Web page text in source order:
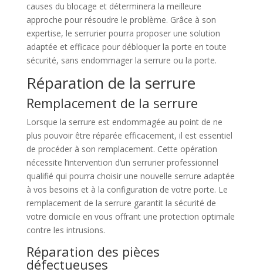
causes du blocage et déterminera la meilleure
approche pour résoudre le problème. Grâce à son
expertise, le serrurier pourra proposer une solution
adaptée et efficace pour débloquer la porte en toute
sécurité, sans endommager la serrure ou la porte.
Réparation de la serrure
Remplacement de la serrure
Lorsque la serrure est endommagée au point de ne
plus pouvoir être réparée efficacement, il est essentiel
de procéder à son remplacement. Cette opération
nécessite l’intervention d’un serrurier professionnel
qualifié qui pourra choisir une nouvelle serrure adaptée
à vos besoins et à la configuration de votre porte. Le
remplacement de la serrure garantit la sécurité de
votre domicile en vous offrant une protection optimale
contre les intrusions.
Réparation des pièces
défectueuses